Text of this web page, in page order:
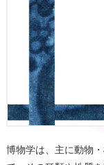
博物学は、主に動物